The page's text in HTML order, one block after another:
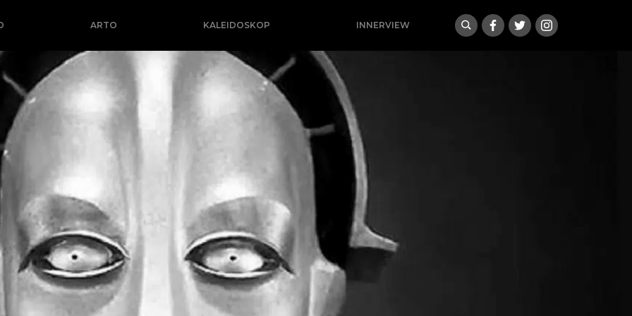
ARTO KALEIDOSKOP INNERVIEW